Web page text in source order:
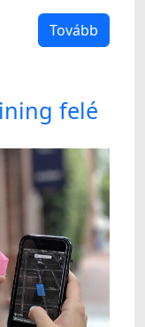
Tovább
felé